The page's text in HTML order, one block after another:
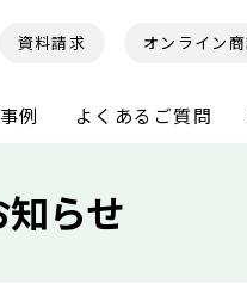
資料請求 オンライン
例 よくあるご質問
らせ